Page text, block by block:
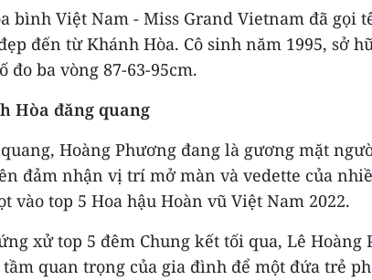
bình Việt Nam - Miss Grand Vietnam đã gọi
đến từ Khánh Hòa. Cô sinh năm 1995, sở
đo ba vòng 87-63-95cm.
Hòa đăng quang
Hoàng Phương đang là gương mặt
đảm nhận vị trí mở màn và vedette của
vào top 5 Hoa hậu Hoàn vũ Việt Nam 2022.
xử top 5 đêm Chung kết tối qua, Lê Hoàng
quan trọng của gia đình để một đứa trẻ